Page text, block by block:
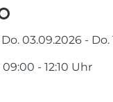
Do.03.09.2026 - Do.
09:00 - 12:10 Uhr